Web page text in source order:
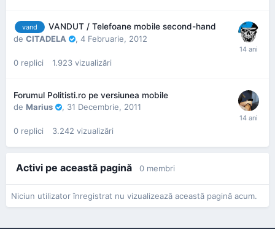
vand
VANDUT / Telefoane mobile second-hand
de CITADELA , 4 Februarie, 2012
0 replici 1.923 vizualizări
Forumul Politisti.ro pe versiunea mobile
de Marius , 31 Decembrie, 2011
0 replici 3.242 vizualizări
Activi pe această pagină 0 membri
Niciun utilizator înregistrat nu vizualizează această pagină acum.